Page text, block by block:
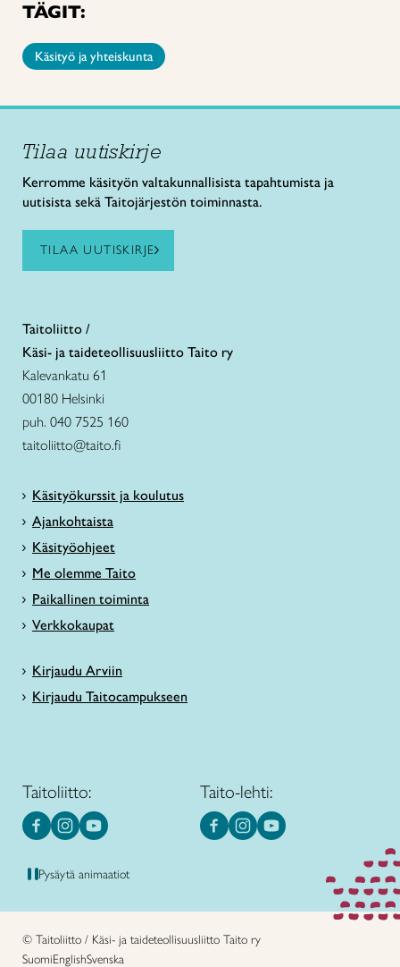
TÄGIT:
Käsityö ja yhteiskunta
Tilaa uutiskirje
Kerromme käsityön valtakunnallisista tapahtumista ja
uutisista sekä Taitojärjestön toiminnasta.
TILAA UUTISKIRJE
Pysäytä animaatiot
Taitoliitto /
Käsi- ja taideteollisuusliitto Taito ry
Kalevankatu 61
00180 Helsinki
puh. 040 7525 160
taitoliitto@taito.fi
Käsityökurssit ja koulutus
Ajankohtaista
Käsityöohjeet
Me olemme Taito
Paikallinen toiminta
Verkkokaupat
Kirjaudu Arviin
Kirjaudu Taitocampukseen
Taitoliitto: Taito-lehti:
© Taitoliitto / Käsi- ja taideteollisuusliitto Taito ry
SuomiEnglishSvenska